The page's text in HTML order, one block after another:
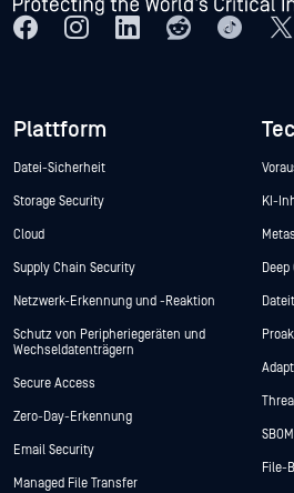
Plattform
Datei-Sicherheit
Storage Security
Cloud
Supply Chain Security
Netzwerk-Erkennung und -Reaktion
Schutz von Peripheriegeräten und
Wechseldatenträgern
Secure Access
Zero-Day-Erkennung
Email Security
Managed File Transfer
KI-
SBOM
File-